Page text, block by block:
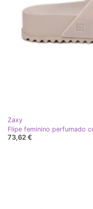
Zaxy
Flipe feminino perfumado
73,62 €